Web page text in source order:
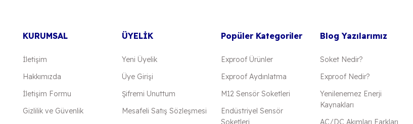
Gönder
KURUMSAL
İletişim
Hakkımızda
İletişim Formu
Gizlilik ve Güvenlik
ÜYELİK
Yeni Üyelik
Üye Girişi
Şifremi Unuttum
Mesafeli Satış Sözleşmesi
Popüler Kategoriler
Exproof Ürünler
Exproof Aydınlatma
M12 Sensör Soketleri
Endüstriyel Sensör
Soketleri
Blog Yazılarımız
Soket Nedir?
Exproof Nedir?
Yenilenemez Enerji
Kaynakları
AC/DC Akımları Farkları